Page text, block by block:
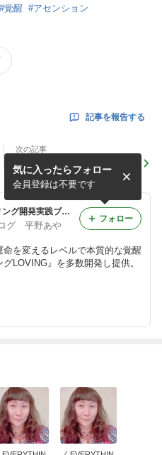
#覚醒 #アセンション
記事を報告する
次の記事
《 EVERYTHING LOVE WO
RLD イノセントフロンティ
アご感想 その２ 》
Freedom Destiny ヒーリング開発実践ブログ
グ 平野あや
を変えるレベルで本質的な覚醒
LOVING』を多数開発し提供。
気に入ったらフォロー
会員登録は不要です
フォロー